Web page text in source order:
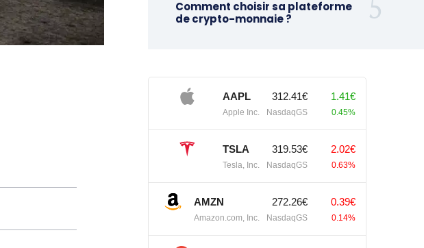
Comment choisir sa plateforme
de crypto-monnaie ?
AAPL
Apple Inc.
312.41€
NasdaqGS
1.41€
0.45%
TSLA
Tesla, Inc.
319.53€
NasdaqGS
2.02€
0.63%
AMZN
Amazon.com, Inc.
272.26€
NasdaqGS
0.39€
0.14%